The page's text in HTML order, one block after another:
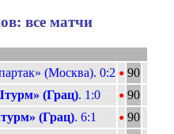
все матчи
(Москва). 0:2 • 90
(Грац). 1:0 • 90
(Грац). 6:1 • 90